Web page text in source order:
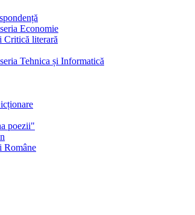
Economie
Critică literară
Tehnica și Informatică
poezii"
Române